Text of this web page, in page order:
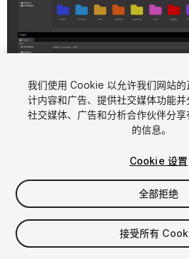
1/6
$15
席位
我们使用 Cookie 以允许我们网站的
计内容和广告、提供社交媒体功能
社交媒体、广告和分析合作伙伴分
的信息。
Cookie 设置
全部拒绝
接受所有